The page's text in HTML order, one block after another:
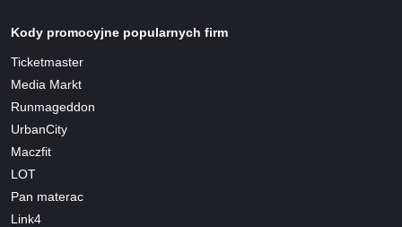
Kody promocyjne popularnych firm
Ticketmaster
Media Markt
Runmageddon
UrbanCity
Maczfit
LOT
Pan materac
Link4